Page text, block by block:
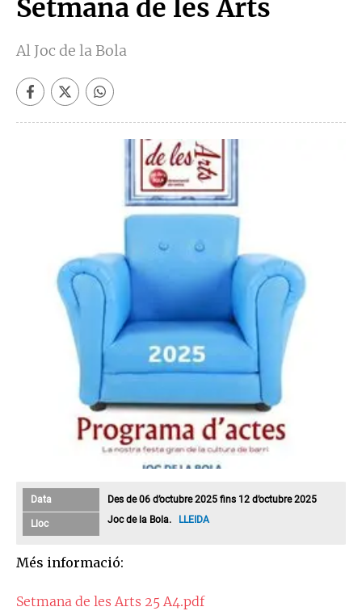
Setmana de les Arts
Al Joc de la Bola
Data Des de 06 d’octubre 2025 fins 12 d’octubre 2025
Lloc Joc de la Bola. LLEIDA
Més informació:
Setmana de les Arts 25 A4.pdf